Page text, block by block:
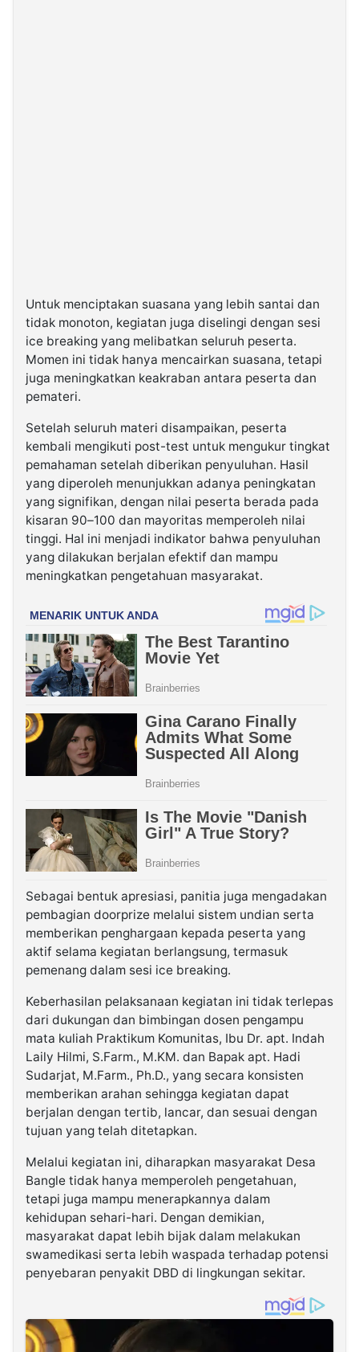
Untuk menciptakan suasana yang lebih santai dan
tidak monoton, kegiatan juga diselingi dengan sesi
ice breaking yang melibatkan seluruh peserta.
Momen ini tidak hanya mencairkan suasana, tetapi
juga meningkatkan keakraban antara peserta dan
pemateri.
Setelah seluruh materi disampaikan, peserta
kembali mengikuti post-test untuk mengukur tingkat
pemahaman setelah diberikan penyuluhan. Hasil
yang diperoleh menunjukkan adanya peningkatan
yang signifikan, dengan nilai peserta berada pada
kisaran 90–100 dan mayoritas memperoleh nilai
tinggi. Hal ini menjadi indikator bahwa penyuluhan
yang dilakukan berjalan efektif dan mampu
meningkatkan pengetahuan masyarakat.
Sebagai bentuk apresiasi, panitia juga mengadakan
pembagian doorprize melalui sistem undian serta
memberikan penghargaan kepada peserta yang
aktif selama kegiatan berlangsung, termasuk
pemenang dalam sesi ice breaking.
Keberhasilan pelaksanaan kegiatan ini tidak terlepas
dari dukungan dan bimbingan dosen pengampu
mata kuliah Praktikum Komunitas, Ibu Dr. apt. Indah
Laily Hilmi, S.Farm., M.KM. dan Bapak apt. Hadi
Sudarjat, M.Farm., Ph.D., yang secara konsisten
memberikan arahan sehingga kegiatan dapat
berjalan dengan tertib, lancar, dan sesuai dengan
tujuan yang telah ditetapkan.
Melalui kegiatan ini, diharapkan masyarakat Desa
Bangle tidak hanya memperoleh pengetahuan,
tetapi juga mampu menerapkannya dalam
kehidupan sehari-hari. Dengan demikian,
masyarakat dapat lebih bijak dalam melakukan
swamedikasi serta lebih waspada terhadap potensi
penyebaran penyakit DBD di lingkungan sekitar.